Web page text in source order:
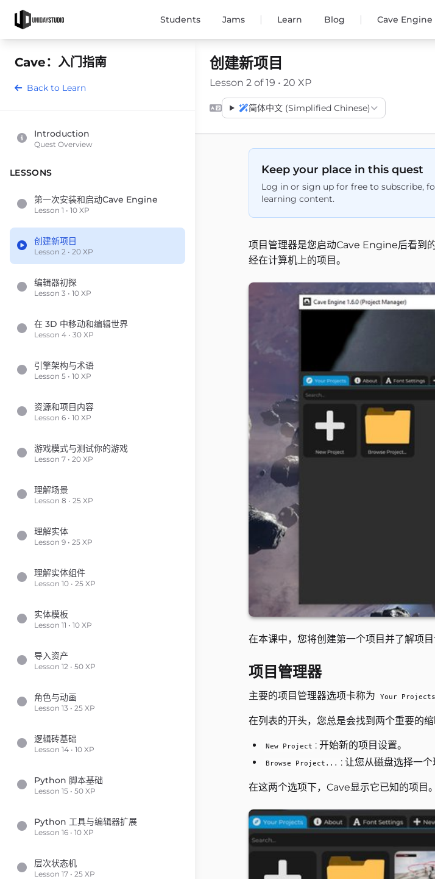
Students Jams | Learn Blog | Cave Engine
Cave：入门指南
Back to Learn
Introduction
Quest Overview
LESSONS
第一次安装和启动Cave Engine
Lesson 1 • 10 XP
创建新项目
Lesson 2 • 20 XP
编辑器初探
Lesson 3 • 10 XP
在 3D 中移动和编辑世界
Lesson 4 • 30 XP
引擎架构与术语
Lesson 5 • 10 XP
资源和项目内容
Lesson 6 • 10 XP
游戏模式与测试你的游戏
Lesson 7 • 20 XP
理解场景
Lesson 8 • 25 XP
理解实体
Lesson 9 • 25 XP
理解实体组件
Lesson 10 • 25 XP
实体模板
Lesson 11 • 10 XP
导入资产
Lesson 12 • 50 XP
角色与动画
Lesson 13 • 25 XP
逻辑砖基础
Lesson 14 • 10 XP
Python 脚本基础
Lesson 15 • 50 XP
Python 工具与编辑器扩展
Lesson 16 • 10 XP
层次状态机
Lesson 17 • 25 XP
创建新项目
Lesson 2 of 19 • 20 XP
简体中文 (Simplified Chinese)
Keep your place in this quest
Log in or sign up for free to subscribe,
learning content.
项目管理器是您启动Cave Engine后看到
经在计算机上的项目。
在本课中，您将创建第一个项目并了解项目
项目管理器
主要的项目管理器选项卡称为 Your Projects
在列表的开头，您总是会找到两个重要的缩
New Project : 开始新的项目设置。
Browse Project... : 让您从磁盘选择一
在这两个选项下，Cave显示它已知的项目